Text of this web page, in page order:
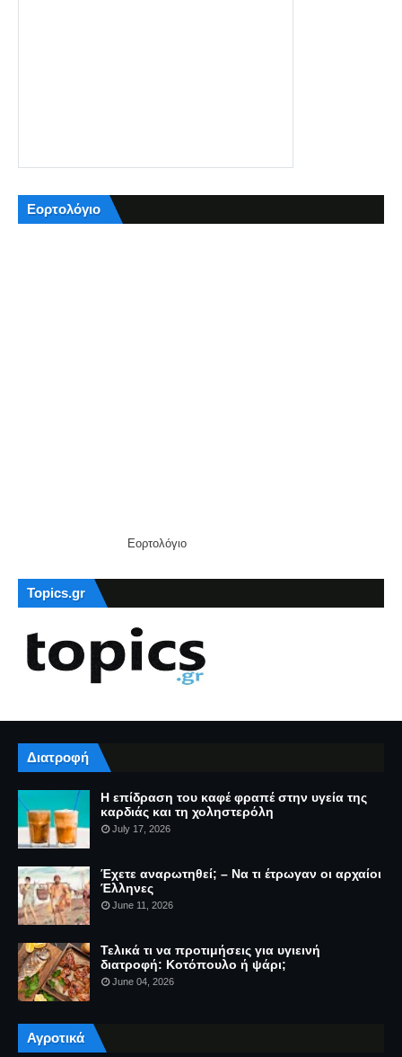
Εορτολόγιο
Εορτολόγιο
Topics.gr
Διατροφή
Η επίδραση του καφέ φραπέ στην υγεία της
καρδιάς και τη χοληστερόλη
July 17, 2026
Έχετε αναρωτηθεί; – Να τι έτρωγαν οι αρχαίοι
Έλληνες
June 11, 2026
Τελικά τι να προτιμήσεις για υγιεινή
διατροφή: Κοτόπουλο ή ψάρι;
June 04, 2026
Αγροτικά